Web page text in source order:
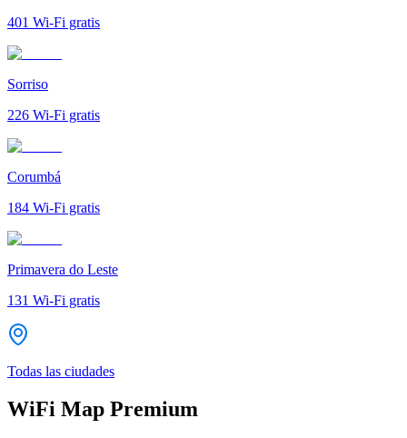
401 Wi-Fi gratis
Sorriso
226 Wi-Fi gratis
Corumbá
184 Wi-Fi gratis
Primavera do Leste
131 Wi-Fi gratis
Todas las ciudades
WiFi Map Premium